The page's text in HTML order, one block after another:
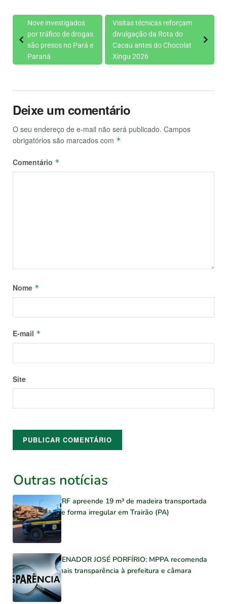
Nove investigados
por tráfico de drogas
são presos no Pará e
Paraná
Visitas técnicas reforçam
divulgação da Rota do
Cacau antes do Chocolat
Xingu 2026
Deixe um comentário
O seu endereço de e-mail não será publicado. Campos
obrigatórios são marcados com *
Comentário *
Nome *
E-mail *
Site
Outras notícias
PRF apreende 19 m³ de madeira transportada
de forma irregular em Trairão (PA)
SENADOR JOSÉ PORFÍRIO: MPPA recomenda
mais transparência à prefeitura e câmara